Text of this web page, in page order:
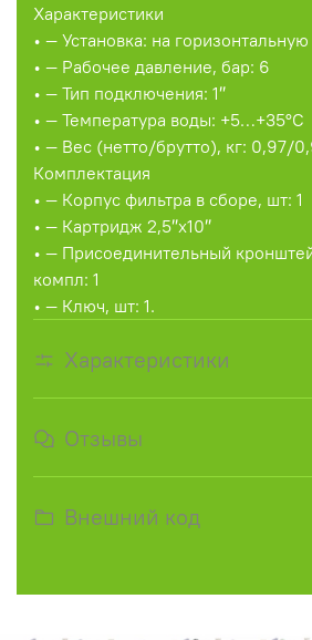
Характеристики
• — Установка: на
• — Рабочее давление, бар: 6
• — Тип подключения: 1″
• — Температура воды: +5…+35°C
• — Вес (нетто/брутто), кг: 0,97/
Комплектация
• — Корпус фильтра в сборе, шт: 1
• — Картридж 2,5″x10″
• — Присоединительный
компл: 1
• — Ключ, шт: 1.
Характеристики
Отзывы
Внешний код